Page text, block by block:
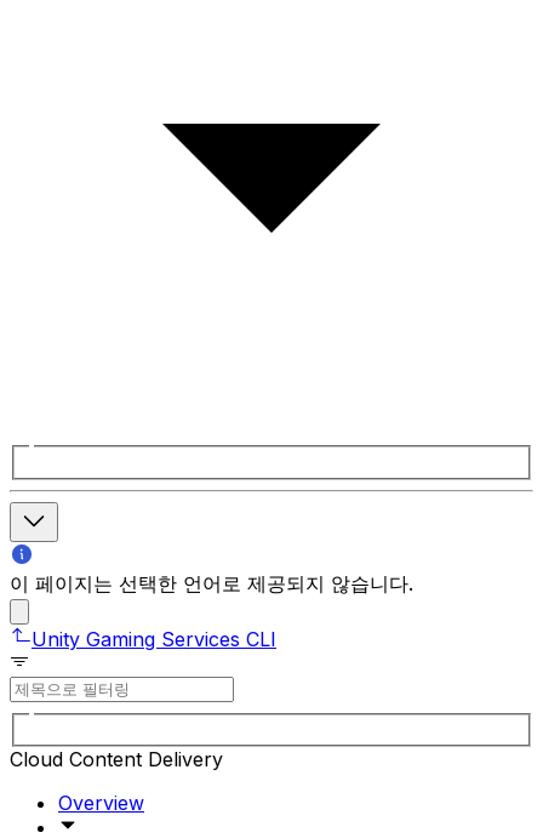
이 페이지는 선택한 언어로 제공되지 않습니다.
Unity Gaming Services CLI
Cloud Content Delivery
Overview